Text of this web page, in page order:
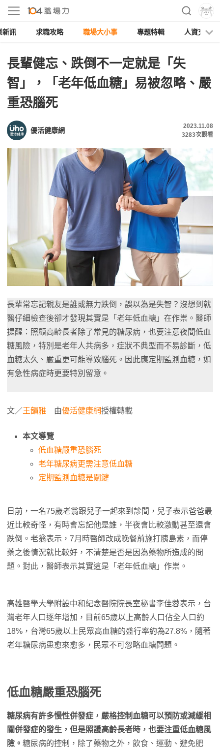
新訊 求職攻略 職場大小事 專題特輯 人資充電
長輩健忘、跌倒不一定就是「失
智」，「老年低血糖」易被忽略、嚴
重恐腦死
優活健康網
2023.11.08
3283次觀看
長輩常忘記親友是誰或無力跌倒，誤以為是失智？沒想到就
醫仔細檢查後卻才發現其實是「老年低血糖」在作祟。醫師
提醒：照顧高齡長者除了常見的糖尿病，也要注意夜間低血
糖風險，特別是老年人共病多，症狀不典型而不易診斷，低
血糖太久、嚴重更可能導致腦死。因此應定期監測血糖，如
有急性病症時更要特別留意。
文／王韻雅 由優活健康網授權轉載
本文導覽
低血糖嚴重恐腦死
老年糖尿病更需注意低血糖
定期監測血糖是關鍵
日前，一名75歲老翁跟兒子一起來到診間，兒子表示爸爸最
近比較奇怪，有時會忘記他是誰，半夜會比較激動甚至還會
跌倒。老翁表示，7月時醫師改成晚餐前施打胰島素，而停
藥之後情況就比較好，不清楚是否是因為藥物所造成的問
題。對此，醫師表示其實這是「老年低血糖」作祟。
高雄醫學大學附設中和紀念醫院院長室秘書李佳蓉表示，台
灣老年人口逐年增加，目前65歲以上高齡人口佔全人口約
18%，台灣65歲以上民眾高血糖的盛行率約為27.8%，隨著
老年糖尿病患愈來愈多，民眾不可忽略血糖問題。
低血糖嚴重恐腦死
糖尿病有許多慢性併發症，嚴格控制血糖可以預防或減緩相
關併發症的發生，但是照護高齡長者時，也要注重低血糖風
險。 糖尿病的控制，除了藥物之外，飲食、運動、避免肥